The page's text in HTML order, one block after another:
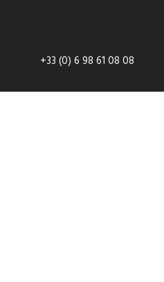
+33 (0) 6 98 61 08 08